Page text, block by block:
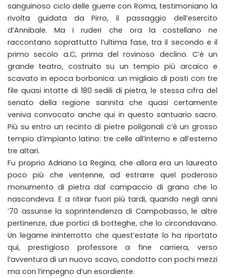
sanguinoso ciclo delle guerre con Roma, testimoniano la
rivolta guidata da Pirro, il passaggio dell’esercito
d’Annibale. Ma i ruderi che ora la costellano ne
raccontano soprattutto l’ultima fase, tra il secondo e il
primo secolo a.C, prima del rovinoso declino. C’è un
grande teatro, costruito su un tempio più arcaico e
scavato in epoca borbonica: un migliaio di posti con tre
file quasi intatte di 180 sedili di pietra, le stessa cifra del
senato della regione sannita che quasi certamente
veniva convocato anche qui in questo santuario sacro.
Più su entro un recinto di pietre poligonali c’è un grosso
tempio d’impianto latino: tre celle all’interno e all’esterno
tre altari.
Fu proprio Adriano La Regina, che allora era un laureato
poco più che ventenne, ad estrarre quel poderoso
monumento di pietra dal campaccio di grano che lo
nascondeva. E a ritirar fuori più tardi, quando negli anni
’70 assunse la soprintendenza di Campobasso, le altre
pertinenze, due portici di botteghe, che lo circondavano.
Un legame ininterrotto che quest’estate lo ha riportato
qui, prestigioso professore a fine carriera, verso
l’avventura di un nuovo scavo, condotto con pochi mezzi
ma con l’impegno d’un esordiente.